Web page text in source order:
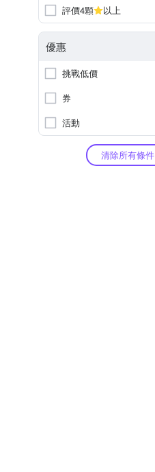
評價4顆
以上
優惠
挑戰低價
券
活動
清除所有條件